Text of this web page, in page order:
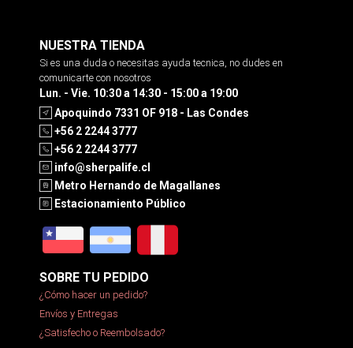
NUESTRA TIENDA
Si es una duda o necesitas ayuda tecnica, no dudes en
comunicarte con nosotros
Lun. - Vie. 10:30 a 14:30 - 15:00 a 19:00
Apoquindo 7331 OF 918 - Las Condes
+56 2 2244 3777
+56 2 2244 3777
info@sherpalife.cl
Metro Hernando de Magallanes
Estacionamiento Público
SOBRE TU PEDIDO
¿Cómo hacer un pedido?
Envíos y Entregas
¿Satisfecho o Reembolsado?